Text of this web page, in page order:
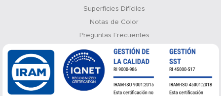
Superficies Difíciles
Notas de Color
Preguntas Frecuentes